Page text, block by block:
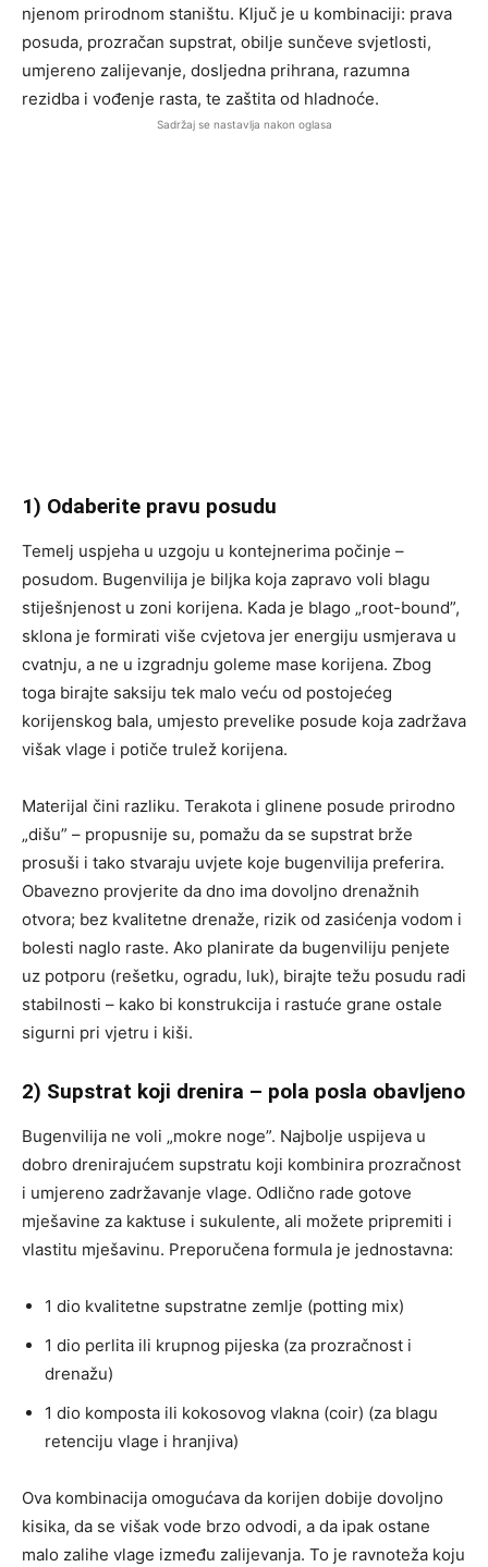
njenom prirodnom staništu. Ključ je u kombinaciji: prava
posuda, prozračan supstrat, obilje sunčeve svjetlosti,
umjereno zalijevanje, dosljedna prihrana, razumna
rezidba i vođenje rasta, te zaštita od hladnoće.
Sadržaj se nastavlja nakon oglasa
1) Odaberite pravu posudu
Temelj uspjeha u uzgoju u kontejnerima počinje –
posudom. Bugenvilija je biljka koja zapravo voli blagu
stiješnjenost u zoni korijena. Kada je blago „root-bound”,
sklona je formirati više cvjetova jer energiju usmjerava u
cvatnju, a ne u izgradnju goleme mase korijena. Zbog
toga birajte saksiju tek malo veću od postojećeg
korijenskog bala, umjesto prevelike posude koja zadržava
višak vlage i potiče trulež korijena.
Materijal čini razliku. Terakota i glinene posude prirodno
„dišu” – propusnije su, pomažu da se supstrat brže
prosuši i tako stvaraju uvjete koje bugenvilija preferira.
Obavezno provjerite da dno ima dovoljno drenažnih
otvora; bez kvalitetne drenaže, rizik od zasićenja vodom i
bolesti naglo raste. Ako planirate da bugenviliju penjete
uz potporu (rešetku, ogradu, luk), birajte težu posudu radi
stabilnosti – kako bi konstrukcija i rastuće grane ostale
sigurni pri vjetru i kiši.
2) Supstrat koji drenira – pola posla obavljeno
Bugenvilija ne voli „mokre noge”. Najbolje uspijeva u
dobro drenirajućem supstratu koji kombinira prozračnost
i umjereno zadržavanje vlage. Odlično rade gotove
mješavine za kaktuse i sukulente, ali možete pripremiti i
vlastitu mješavinu. Preporučena formula je jednostavna:
1 dio kvalitetne supstratne zemlje (potting mix)
1 dio perlita ili krupnog pijeska (za prozračnost i
drenažu)
1 dio komposta ili kokosovog vlakna (coir) (za blagu
retenciju vlage i hranjiva)
Ova kombinacija omogućava da korijen dobije dovoljno
kisika, da se višak vode brzo odvodi, a da ipak ostane
malo zalihe vlage između zalijevanja. To je ravnoteža koju